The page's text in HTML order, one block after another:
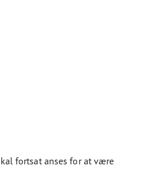
fortsat anses for at være